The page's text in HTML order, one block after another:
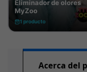
Acerca del